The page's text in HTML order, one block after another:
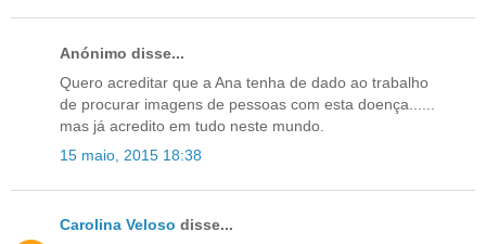
Anónimo disse...
Quero acreditar que a Ana tenha de dado ao trabalho
de procurar imagens de pessoas com esta doença......
mas já acredito em tudo neste mundo.
15 maio, 2015 18:38
Carolina Veloso disse...